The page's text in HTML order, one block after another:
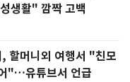
생활" 깜짝 고백
할머니외 여행서 "친모
"…유튜브서 언급